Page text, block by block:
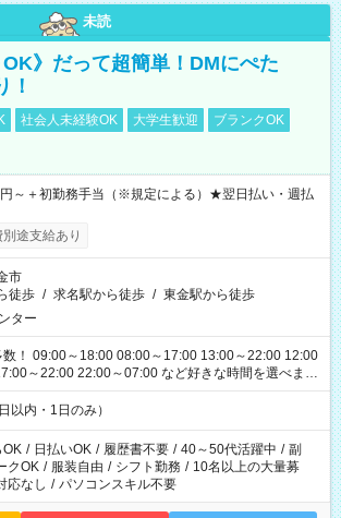
未読
OK》だって超簡単！DMにぺた
！
社会人未経験OK 大学生歓迎
ブランクOK
～＋初勤務手当（※規定による）★翌日払い・週払
途支給あり
市
徒歩 / 求名駅から徒歩 / 東金駅から徒歩
ター
～22:00 12:00
22:00～07:00 など好きな時間を選べま
以内・1日のみ）
OK / 日払いOK / 履歴書不要 / 40～50代活躍中 / 副
クOK / 服装自由 / シフト勤務 / 10名以上の大量募
応なし / パソコンスキル不要